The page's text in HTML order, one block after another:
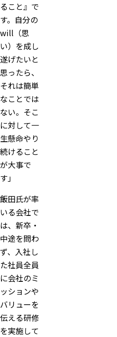
ること』で
す。自分の
will（思
い）を成し
遂げたいと
思ったら、
それは簡単
なことでは
ない。そこ
に対して一
生懸命やり
続けること
が大事で
す」
飯田氏が率
いる会社で
は、新卒・
中途を問わ
ず、入社し
た社員全員
に会社のミ
ッションや
バリューを
伝える研修
を実施して